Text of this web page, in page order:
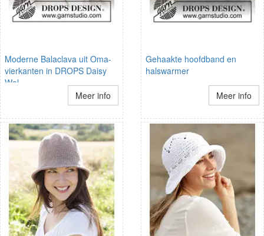
Moderne Balaclava uit Oma-
vierkanten in DROPS Daisy
Wol
Meer info
Gehaakte hoofdband en
halswarmer
Meer info